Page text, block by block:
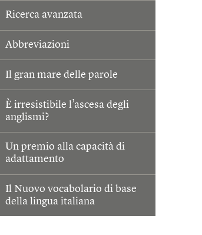
Ricerca avanzata
Abbreviazioni
Il gran mare delle parole
È irresistibile l’ascesa degli
anglismi?
Un premio alla capacità di
adattamento
Il Nuovo vocabolario di base
della lingua italiana